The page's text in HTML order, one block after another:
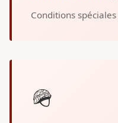
Conditions
🪖